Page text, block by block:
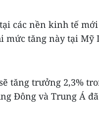
các nền kinh tế
mức tăng này tại Mỹ
tăng trưởng 2,3%
Đông và Trung Á